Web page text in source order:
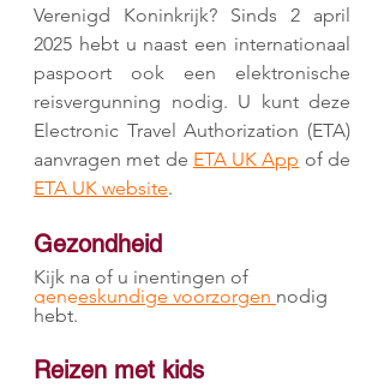
Verenigd Koninkrijk? Sinds 2 april
2025 hebt u naast een internationaal
paspoort ook een elektronische
reisvergunning nodig. U kunt deze
Electronic Travel Authorization (ETA)
aanvragen met de ETA UK App
ETA UK website.
Gezondheid
Kijk na of u inentingen of
geneeskundige voorzorgen nodig
hebt.
Reizen met kids